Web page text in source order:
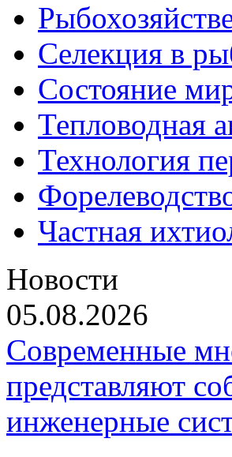
Селекция в
Состояние
Тепловодная
Технология
Частная
Новости
05.08.2026
Современные
представляют
инженерные